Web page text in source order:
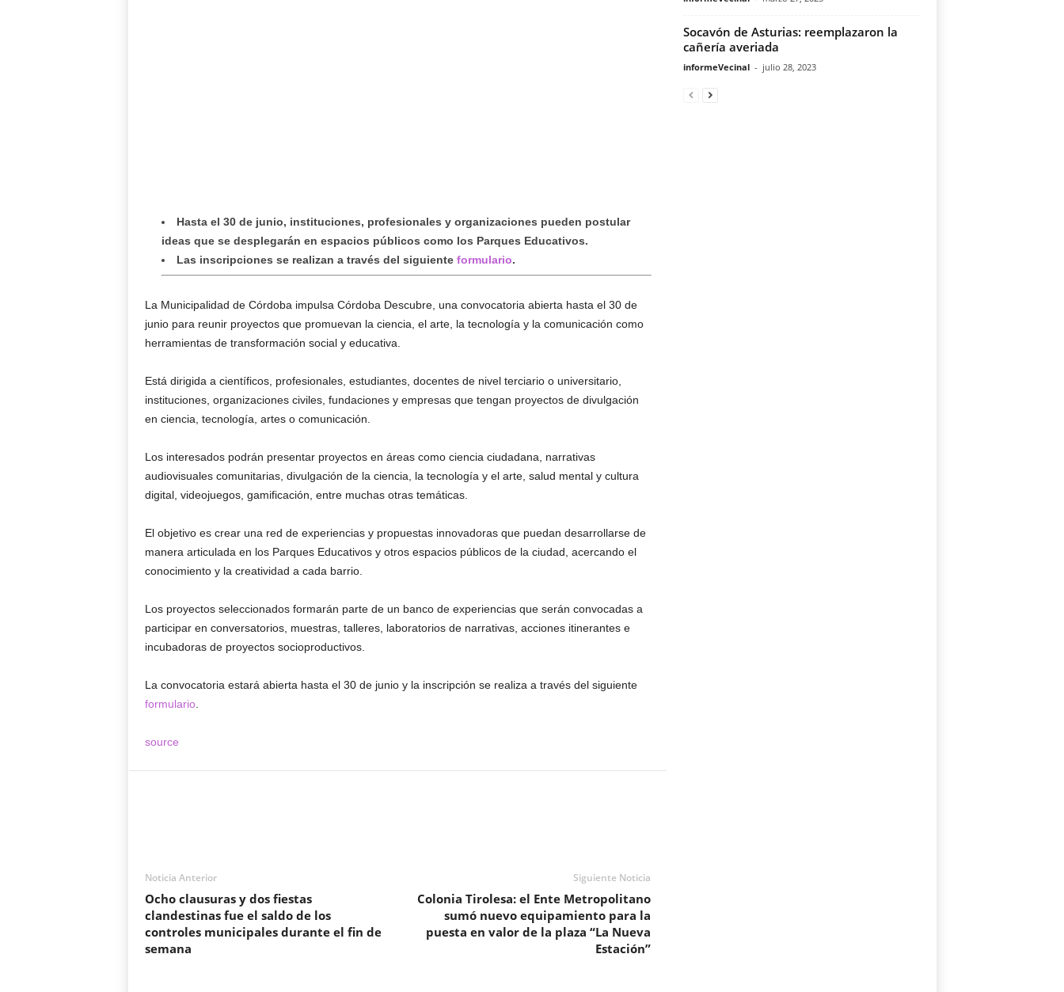
Hasta el 30 de junio, instituciones, profesionales y organizaciones pueden postular
ideas que se desplegarán en espacios públicos como los Parques Educativos.
Las inscripciones se realizan a través del siguiente formulario.
La Municipalidad de Córdoba impulsa Córdoba Descubre, una convocatoria abierta hasta el 30 de
junio para reunir proyectos que promuevan la ciencia, el arte, la tecnología y la comunicación como
herramientas de transformación social y educativa.
Está dirigida a científicos, profesionales, estudiantes, docentes de nivel terciario o universitario,
instituciones, organizaciones civiles, fundaciones y empresas que tengan proyectos de divulgación
en ciencia, tecnología, artes o comunicación.
Los interesados podrán presentar proyectos en áreas como ciencia ciudadana, narrativas
audiovisuales comunitarias, divulgación de la ciencia, la tecnología y el arte, salud mental y cultura
digital, videojuegos, gamificación, entre muchas otras temáticas.
El objetivo es crear una red de experiencias y propuestas innovadoras que puedan desarrollarse de
manera articulada en los Parques Educativos y otros espacios públicos de la ciudad, acercando el
conocimiento y la creatividad a cada barrio.
Los proyectos seleccionados formarán parte de un banco de experiencias que serán convocadas a
participar en conversatorios, muestras, talleres, laboratorios de narrativas, acciones itinerantes e
incubadoras de proyectos socioproductivos.
La convocatoria estará abierta hasta el 30 de junio y la inscripción se realiza a través del siguiente
formulario.
source
Noticia Anterior
Ocho clausuras y dos fiestas
clandestinas fue el saldo de los
controles municipales durante el fin de
semana
Siguiente Noticia
Colonia Tirolesa: el Ente Metropolitano
sumó nuevo equipamiento para la
puesta en valor de la plaza “La Nueva
Estación”
Socavón de Asturias: reemplazaron la
cañería averiada
informeVecinal - julio 28, 2023